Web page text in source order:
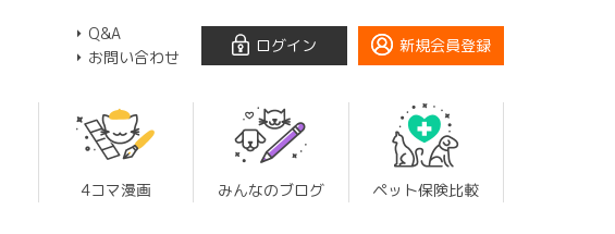
Q&A
お問い合わせ
ログイン 新規会員登録
4コマ漫画 みんなのブログ ペット保険比較